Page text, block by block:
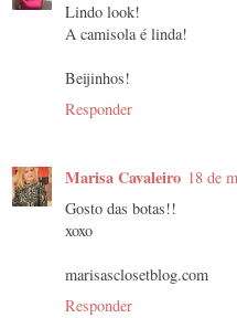
Lindo look!
A camisola é linda!
Beijinhos!
Responder
Marisa Cavaleiro 18 de
Gosto das botas!!
xoxo
marisasclosetblog.com
Responder